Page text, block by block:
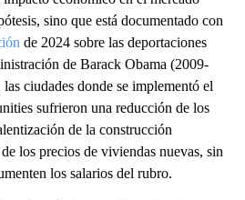
sino que está documentado con
de 2024 sobre las deportaciones
de Barack Obama (2009-
las ciudades donde se implementó el
sufrieron una reducción de los
de la construcción
los precios de viviendas nuevas, sin
los salarios del rubro.